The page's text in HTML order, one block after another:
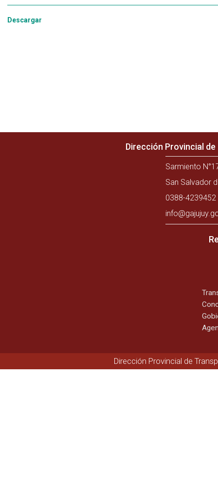
Descargar
Dirección Provincial
Sarmiento
San Salvador
0388-
Dirección Provincial de